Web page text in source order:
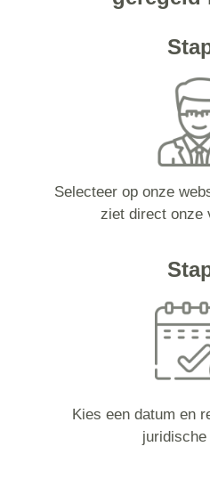
Selecteer op onze
ziet direct onze
Kies een datum en